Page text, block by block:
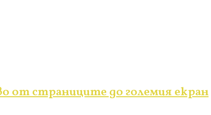
от страниците до големия екран